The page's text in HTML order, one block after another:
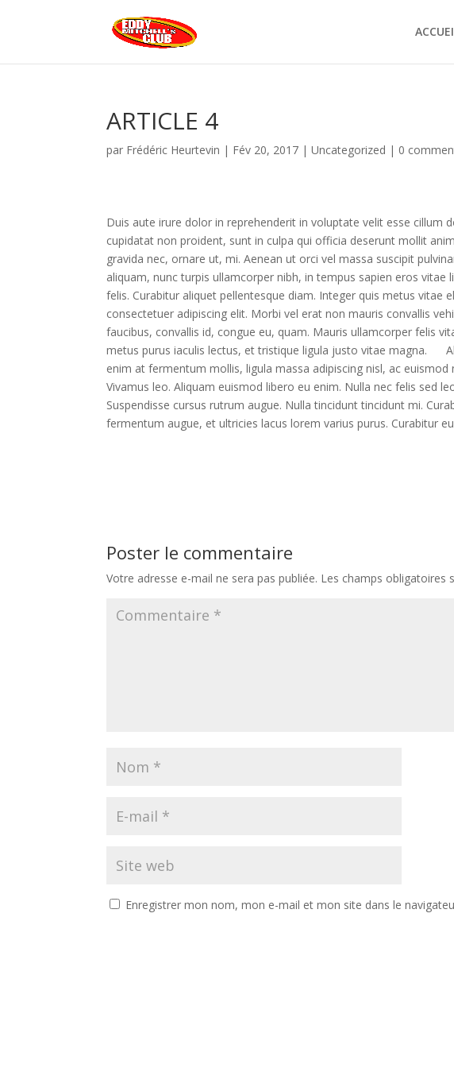
ARTICLE 4
par Frédéric Heurtevin | Fév 20, 2017 |Uncategorized | 0
Duis aute irure dolor in reprehenderit in voluptate velit esse cillum
cupidatat non proident, sunt in culpa qui officia deserunt mollit
gravida nec, ornare ut, mi. Aenean ut orci vel massa suscipit
aliquam, nunc turpis ullamcorper nibh, in tempus sapien eros vitae
felis. Curabitur aliquet pellentesque diam. Integer quis metus
consectetuer adipiscing elit. Morbi vel erat non mauris convallis
faucibus, convallis id, congue eu, quam. Mauris ullamcorper felis
metus purus iaculis lectus, et tristique ligula justo vitae magna.
enim at fermentum mollis, ligula massa adipiscing nisl, ac
Vivamus leo. Aliquam euismod libero eu enim. Nulla nec felis sed
Suspendisse cursus rutrum augue. Nulla tincidunt tincidunt mi.
fermentum augue, et ultricies lacus lorem varius purus. Curabitur
Poster le commentaire
Votre adresse e-mail ne sera pas publiée. Les champs obligatoires
Enregistrer mon nom, mon e-mail et mon site dans le